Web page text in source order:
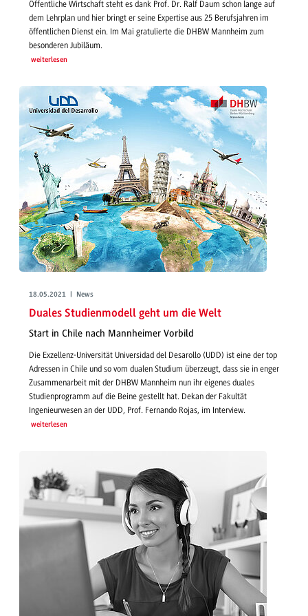
Öffentliche Wirtschaft steht es dank Prof. Dr. Ralf Daum schon lange auf
dem Lehrplan und hier bringt er seine Expertise aus 25 Berufsjahren im
öffentlichen Dienst ein. Im Mai gratulierte die DHBW Mannheim zum
besonderen Jubiläum.
weiterlesen
18.05.2021 | News
Duales Studienmodell geht um die Welt
Start in Chile nach Mannheimer Vorbild
Die Exzellenz-Universität Universidad del Desarollo (UDD) ist eine der top
Adressen in Chile und so vom dualen Studium überzeugt, dass sie in enger
Zusammenarbeit mit der DHBW Mannheim nun ihr eigenes duales
Studienprogramm auf die Beine gestellt hat. Dekan der Fakultät
Ingenieurwesen an der UDD, Prof. Fernando Rojas, im Interview.
weiterlesen